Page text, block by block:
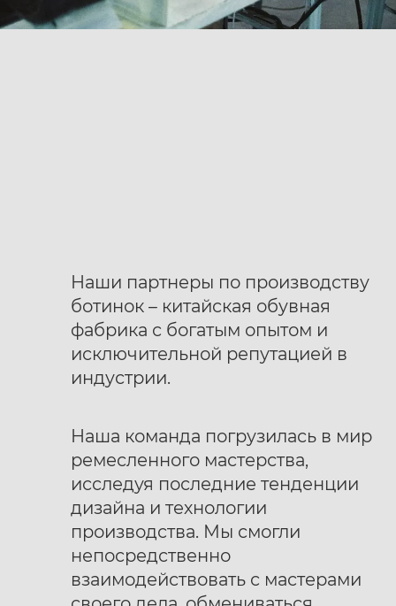
Наши партнеры по производству
ботинок – китайская обувная
фабрика с богатым опытом и
исключительной репутацией в
индустрии.
Наша команда погрузилась в мир
ремесленного мастерства,
исследуя последние тенденции
дизайна и технологии
производства. Мы смогли
непосредственно
взаимодействовать с мастерами